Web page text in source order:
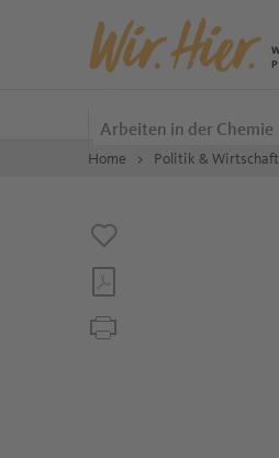
Zum Inhalt springen
Arbeiten in der Chemie
Home Politik & Wirtschaft